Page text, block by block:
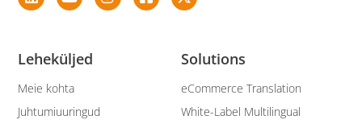
Solutions
eCommerce Translation
White-Label Multilingual
Leheküljed
Meie kohta
Juhtumiuuringud